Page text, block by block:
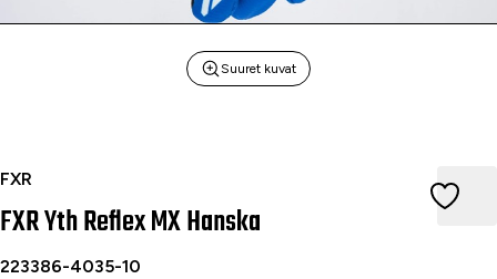
Suuret kuvat
FXR
Yth Reflex MX Glove Blue/Tangerine M
FXR Yth Reflex MX Hanska
223386-4035-10